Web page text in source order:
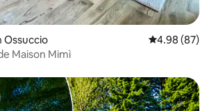
Calificación
4.98 (87)
Maison Mimì